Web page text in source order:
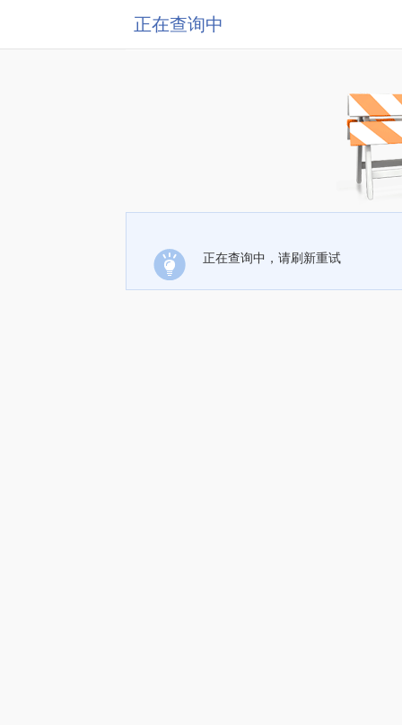
正在查询中
正在查询中，请刷新重试